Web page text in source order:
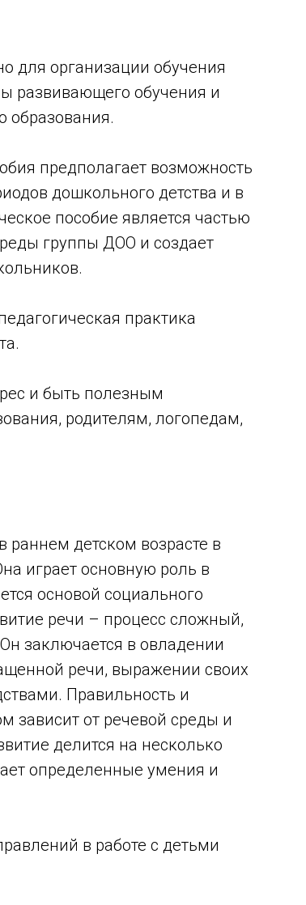
для организации обучения
развивающего обучения и
образования.
предполагает возможность
дошкольного детства и в
пособие является частью
группы ДОО и создает
практика
и быть полезным
родителям, логопедам,
раннем детском возрасте в
играет основную роль в
основой социального
речи – процесс сложный,
заключается в овладении
речи, выражении своих
Правильность и
зависит от речевой среды и
делится на несколько
определенные умения и
в работе с детьми